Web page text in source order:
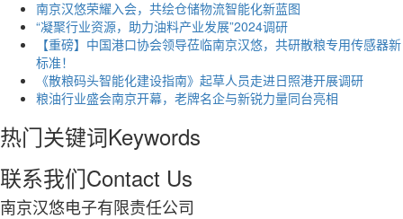
南京汉悠荣耀入会，共绘仓储物流智能化新蓝图
“凝聚行业资源，助力油料产业发展”2024调研
【重磅】中国港口协会领导莅临南京汉悠，共研散粮专用传感器新
标准！
《散粮码头智能化建设指南》起草人员走进日照港开展调研
粮油行业盛会南京开幕，老牌名企与新锐力量同台亮相
热门关键词Keywords
联系我们Contact Us
南京汉悠电子有限责任公司